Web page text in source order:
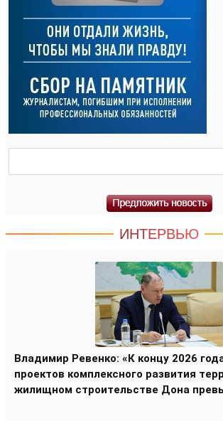
ИНТЕРВЬЮ
Владимир Ревенко: «К концу 2026
проектов комплексного развития
жилищном строительстве Дона